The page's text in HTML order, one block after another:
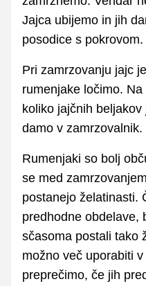
Jajca ubijemo in jih
posodice s pokrovom.
Pri zamrzovanju jajc
rumenjake ločimo.
koliko jajčnih
damo v zamrzovalnik.
Rumenjaki so bolj
se med
postanejo želatinasti.
predhodne obdelave,
sčasoma postali tako
možno več uporabiti
preprečimo, če jih